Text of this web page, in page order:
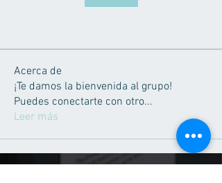
Acerca de
¡Te damos la bienvenida al grupo!
Puedes conectarte con otro...
Leer más